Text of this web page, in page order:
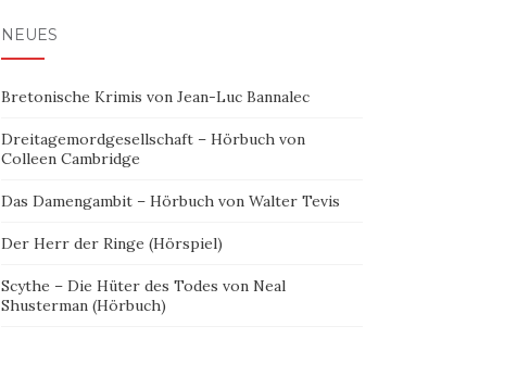
NEUES
Bretonische Krimis von Jean-Luc Bannalec
Dreitagemordgesellschaft – Hörbuch von
Colleen Cambridge
Das Damengambit – Hörbuch von Walter Tevis
Der Herr der Ringe (Hörspiel)
Scythe – Die Hüter des Todes von Neal
Shusterman (Hörbuch)